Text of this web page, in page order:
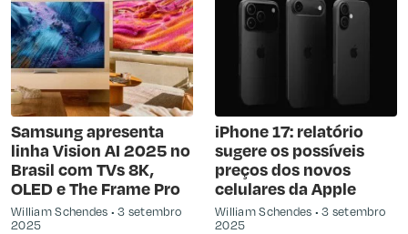
Samsung apresenta
linha Vision AI 2025 no
Brasil com TVs 8K,
OLED e The Frame Pro
William Schendes
3 setembro
2025
iPhone 17: relatório
sugere os possíveis
preços dos novos
celulares da Apple
William Schendes
3 setembro
2025